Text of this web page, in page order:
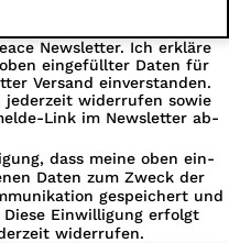
Newsletter. Ich erkläre
ein­gefüllter Daten für
Versand ein­verstanden.
jeder­zeit wider­rufen sowie
Link im Newsletter ab­
dass meine oben ein­
Daten zum Zweck der
gespeichert und
Einwilligung erfolgt
widerrufen.